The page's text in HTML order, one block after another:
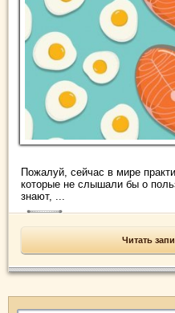
Пожалуй, сейчас в мире
которые не слышали бы о
знают, ...
Читать